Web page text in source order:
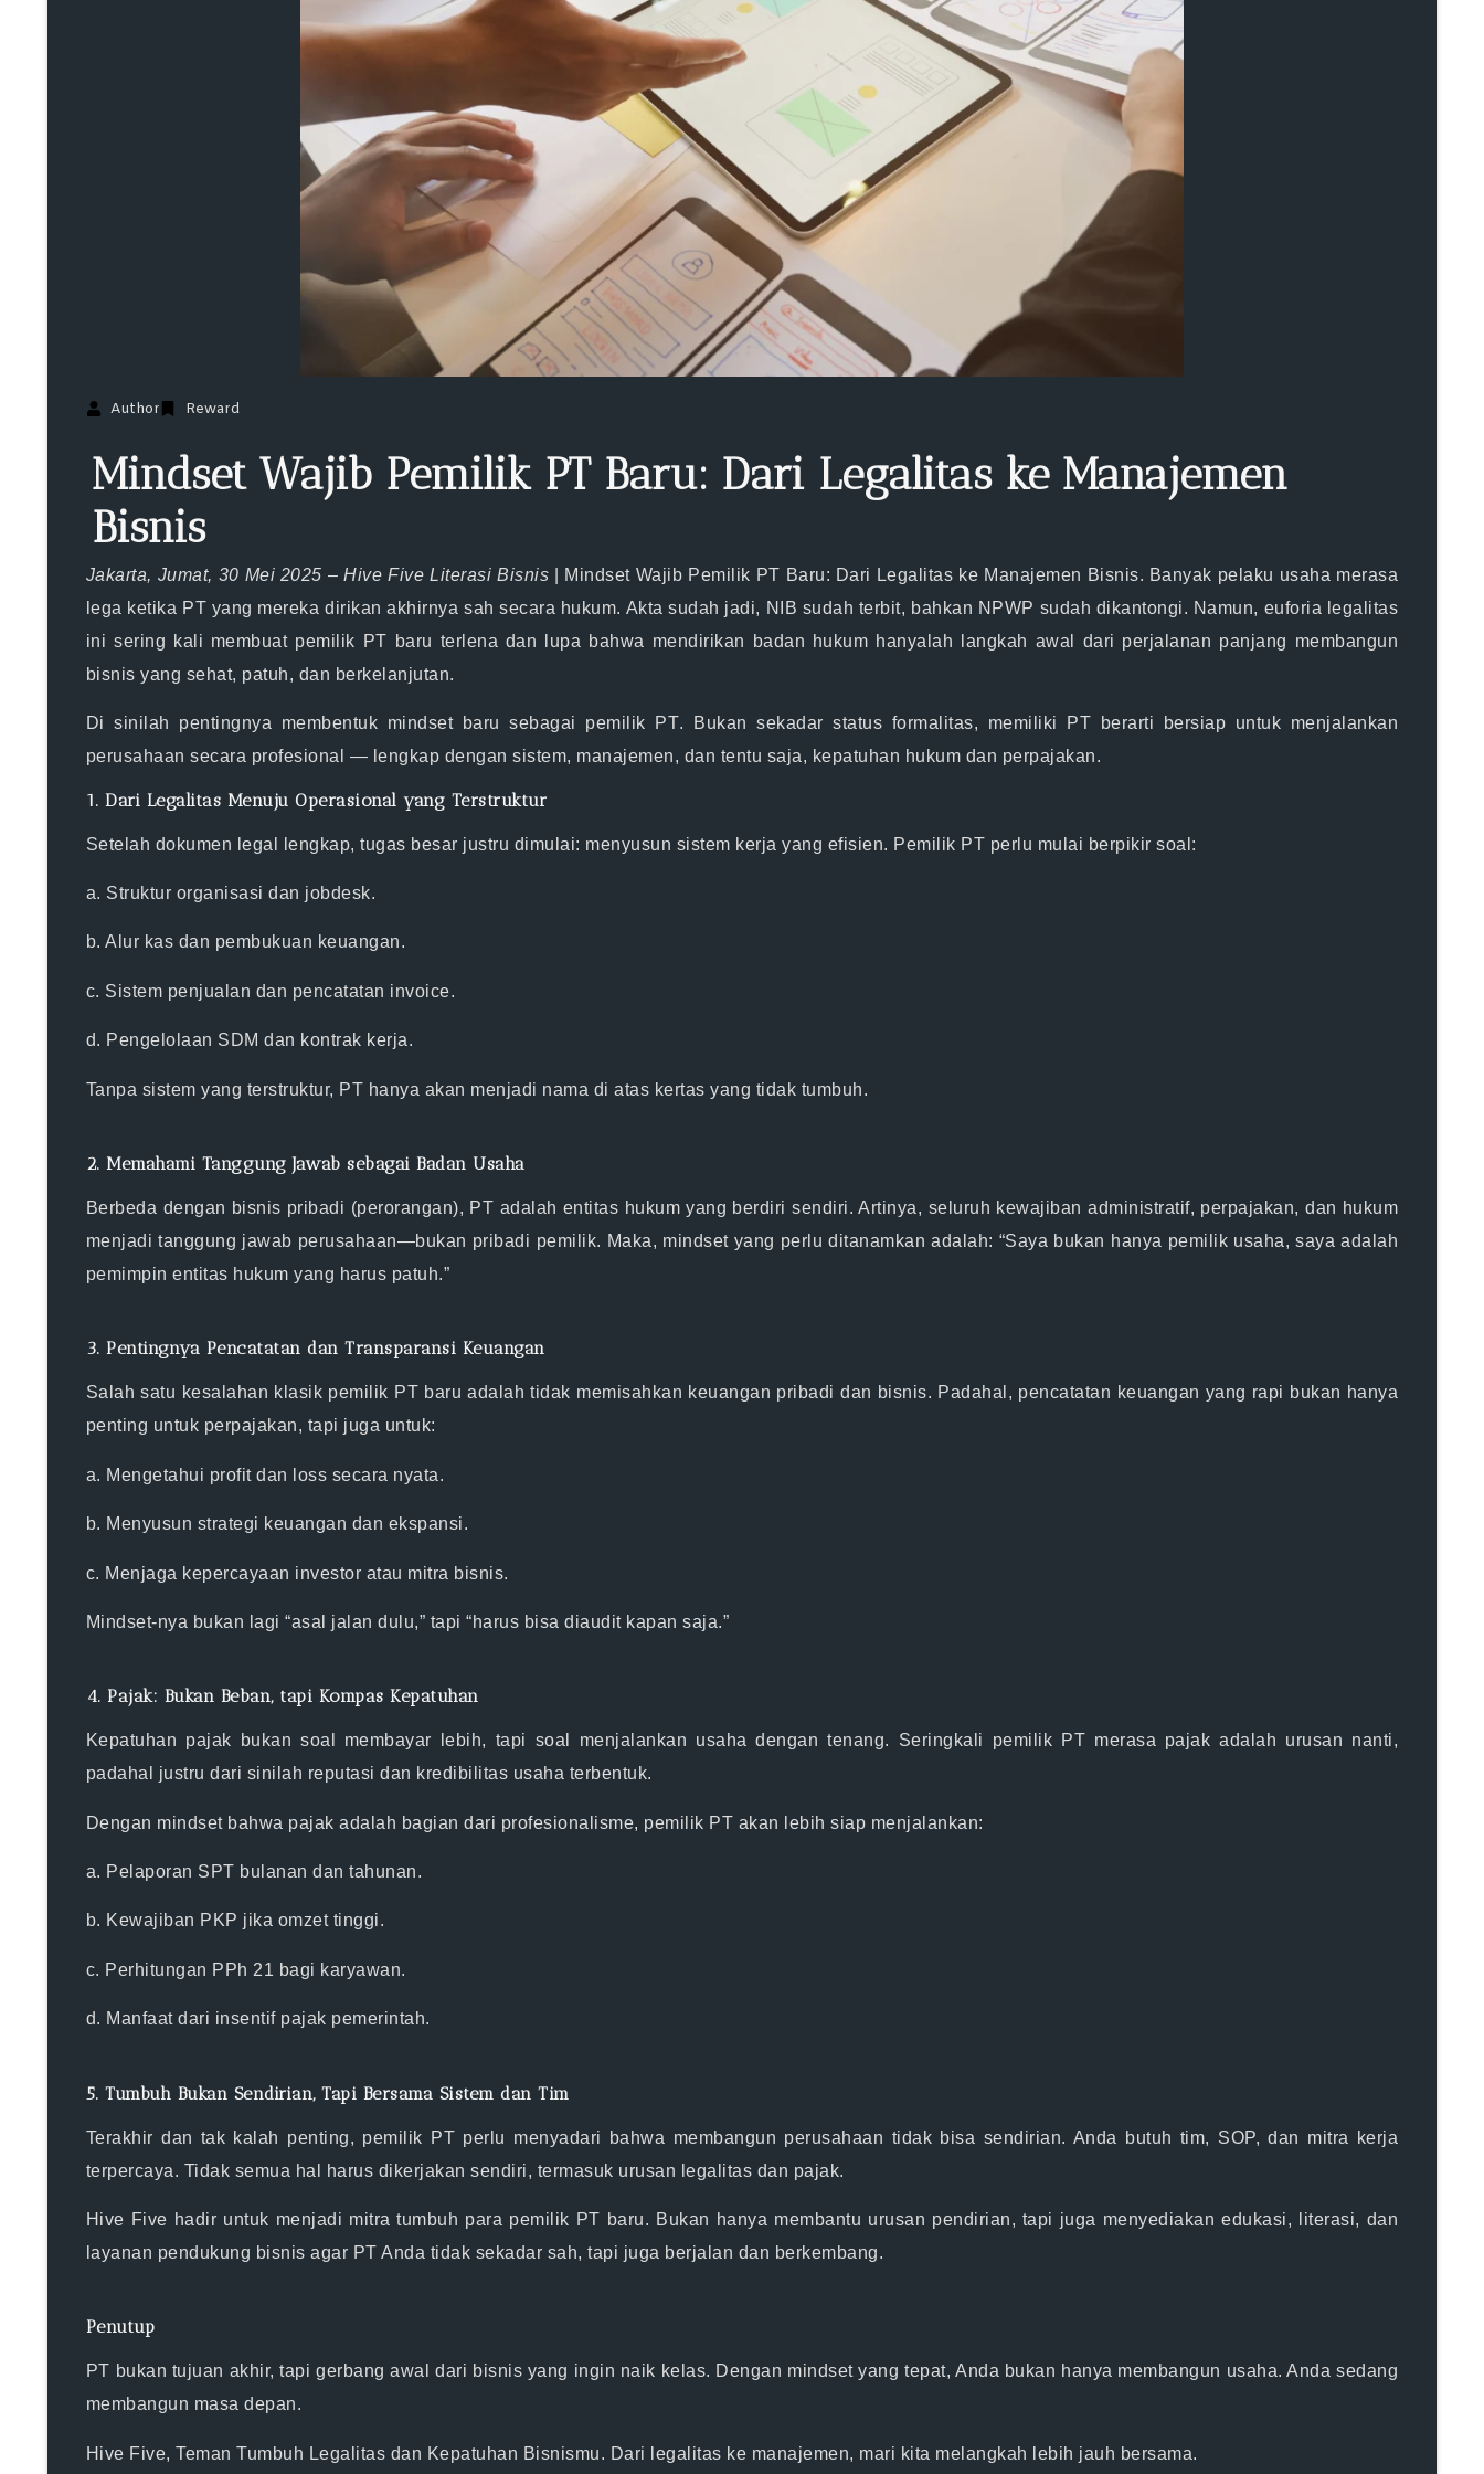
Author Reward
Mindset Wajib Pemilik PT Baru: Dari Legalitas ke Manajemen
Bisnis
Jakarta, Jumat, 30 Mei 2025 – Hive Five Literasi Bisnis Mindset Wajib Pemilik PT Baru: Dari Legalitas ke Manajemen Bisnis. Banyak pelaku usaha merasa
lega ketika PT yang mereka dirikan akhirnya sah secara hukum. Akta sudah jadi, NIB sudah terbit, bahkan NPWP sudah dikantongi. Namun, euforia legalitas
ini sering kali membuat pemilik PT baru terlena dan lupa bahwa mendirikan badan hukum hanyalah langkah awal
dari perjalanan panjang membangun
bisnis yang sehat, patuh, dan berkelanjutan.
Di sinilah pentingnya membentuk mindset baru sebagai pemilik PT. Bukan sekadar status formalitas, memiliki PT berarti bersiap untuk menjalankan
perusahaan secara profesional
— lengkap dengan sistem, manajemen, dan tentu saja, kepatuhan hukum dan perpajakan.
1. Dari Legalitas Menuju Operasional yang Terstruktur
Setelah dokumen legal lengkap, tugas besar justru dimulai: menyusun sistem kerja yang efisien. Pemilik PT perlu mulai berpikir soal:
a. Struktur organisasi dan jobdesk.
b. Alur kas dan pembukuan keuangan.
c. Sistem penjualan dan pencatatan invoice.
d. Pengelolaan SDM dan kontrak kerja.
Tanpa sistem yang terstruktur, PT hanya akan menjadi nama di atas kertas yang tidak tumbuh.
2. Memahami Tanggung Jawab sebagai Badan Usaha
Berbeda dengan bisnis pribadi (perorangan), PT adalah entitas hukum yang berdiri sendiri. Artinya, seluruh kewajiban administratif, perpajakan, dan hukum
menjadi tanggung jawab perusahaan—bukan pribadi pemilik. Maka, mindset yang perlu ditanamkan adalah: “Saya bukan hanya pemilik usaha, saya adalah
pemimpin entitas hukum yang harus patuh.”
3. Pentingnya Pencatatan dan Transparansi Keuangan
Salah satu kesalahan klasik pemilik PT baru adalahtidak memisahkan keuangan pribadi dan bisnis. Padahal, pencatatan keuangan yang rapi bukan hanya
penting untuk perpajakan, tapi juga untuk:
a. Mengetahui profit dan loss secara nyata.
b. Menyusun strategi keuangan dan ekspansi.
c. Menjaga kepercayaan investor atau mitra bisnis.
Mindset-nya bukan lagi “asal jalan dulu,” tapi“harus bisa diaudit kapan saja.”
4. Pajak: Bukan Beban, tapi Kompas Kepatuhan
Kepatuhan pajak bukan soal membayar lebih, tapi soal menjalankan usaha dengan tenang. Seringkali pemilik PT merasa pajak adalah urusan nanti,
padahal justru dari sinilah reputasi dan kredibilitas usaha terbentuk.
Dengan mindset bahwa pajak adalah bagian dari profesionalisme, pemilik PT akan lebih siap menjalankan:
a. Pelaporan SPT bulanan dan tahunan.
b. Kewajiban PKP jika omzet tinggi.
c. Perhitungan PPh 21 bagi karyawan.
d. Manfaat dari insentif pajak pemerintah.
5. Tumbuh Bukan Sendirian, Tapi Bersama Sistem dan Tim
Terakhir dan tak kalah penting, pemilik PT perlu menyadari bahwa membangun perusahaan tidak bisa sendirian. Anda butuh tim, SOP, dan mitra kerja
terpercaya. Tidak semua hal harus dikerjakan sendiri, termasuk urusan legalitas dan pajak.
Hive Five hadir untuk menjadi mitra tumbuh para pemilik PT baru. Bukan hanya membantu urusan pendirian, tapi juga menyediakan edukasi, literasi, dan
layanan pendukung bisnis agar PT Anda tidak sekadar sah, tapi juga berjalan dan berkembang.
Penutup
PT bukan tujuan akhir, tapi gerbang awal dari bisnis yang ingin naik kelas. Dengan mindset yang tepat, Anda bukan hanya membangun usaha. Anda sedang
membangun masa depan.
Hive Five, Teman Tumbuh Legalitas dan Kepatuhan Bisnismu. Dari legalitas ke manajemen, mari kita melangkah lebih jauh bersama.